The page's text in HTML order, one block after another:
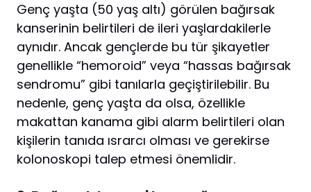
Genç yaşta (50 yaş altı) görülen bağırsak
kanserinin belirtileri de ileri yaşlardakilerle
aynıdır. Ancak gençlerde bu tür şikayetler
genellikle “hemoroid” veya “hassas bağırsak
sendromu” gibi tanılarla geçiştirilebilir. Bu
nedenle, genç yaşta da olsa, özellikle
makattan kanama gibi alarm belirtileri olan
kişilerin tanıda ısrarcı olması ve gerekirse
kolonoskopi talep etmesi önemlidir.